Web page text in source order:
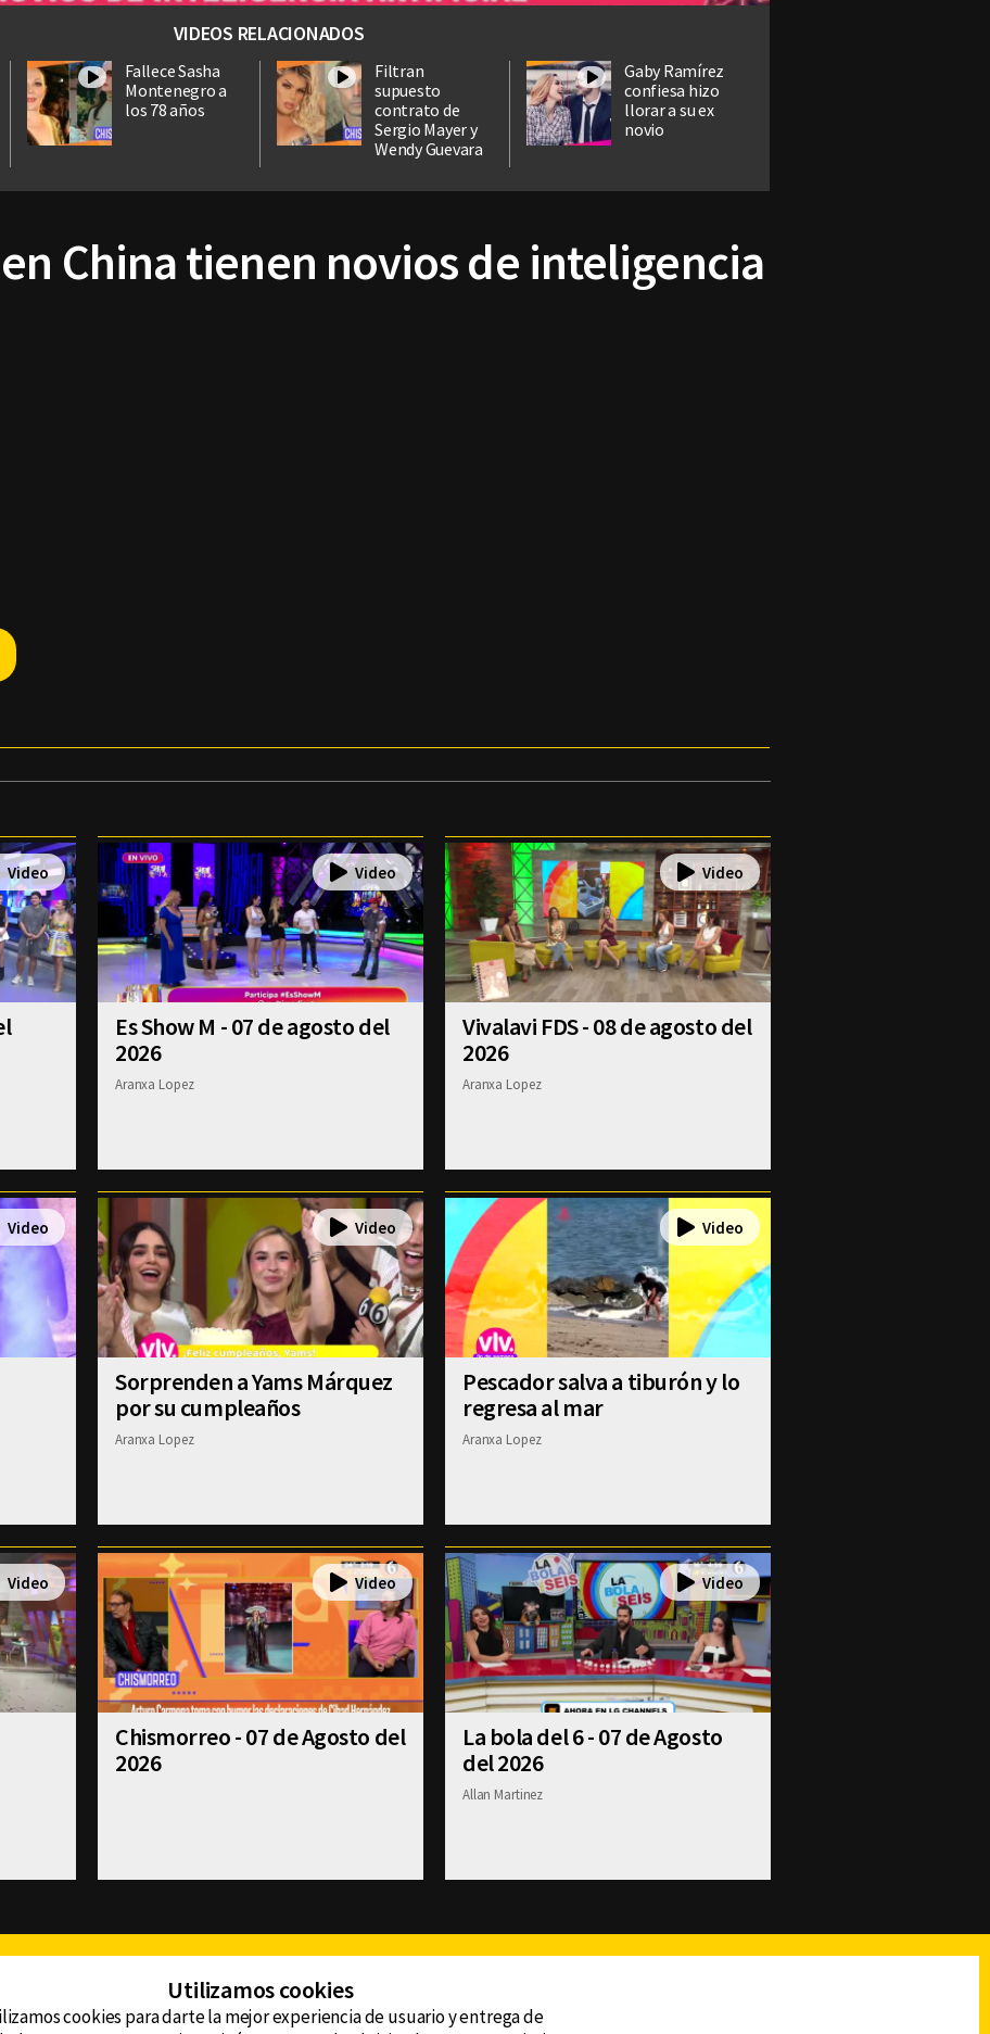
VIDEOS RELACIONADOS
Fallece Sasha
Montenegro a
los 78 años
Filtran
supuesto
contrato de
Sergio Mayer y
Wendy Guevara
Gaby Ramírez
confiesa hizo
llorar a su ex
novio
China tienen novios de inteligencia
Es Show M - 07 de agosto del
2026
Aranxa Lopez
Vivalavi FDS - 08 de agosto del
2026
Aranxa Lopez
Sorprenden a Yams Márquez
por su cumpleaños
Aranxa Lopez
Pescador salva a tiburón y lo
regresa al mar
Aranxa Lopez
Chismorreo - 07 de Agosto del
2026
La bola del 6 - 07 de Agosto
del 2026
Allan Martinez
Utilizamos cookies
cookies para darte la mejor experiencia de usuario y entrega de